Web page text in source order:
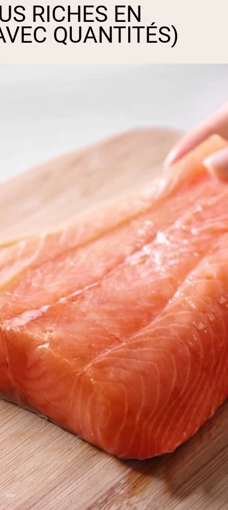
RICHES EN
QUANTITÉS)